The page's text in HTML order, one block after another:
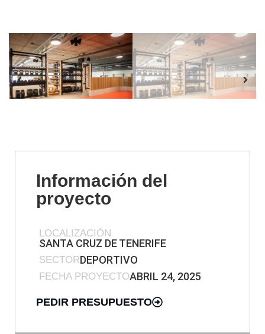
Información del
proyecto
LOCALIZACIÓN
SANTA CRUZ DE TENERIFE
SECTORDEPORTIVO
FECHA PROYECTOABRIL 24, 2025
PEDIR PRESUPUESTO